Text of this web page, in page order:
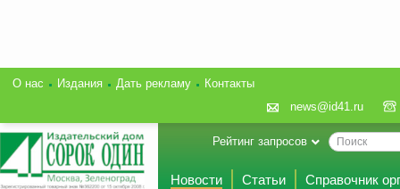
О нас Издания Дать рекламу
Контакты
news@id41.ru
Рейтинг запросов
Новости Статьи
Справочник